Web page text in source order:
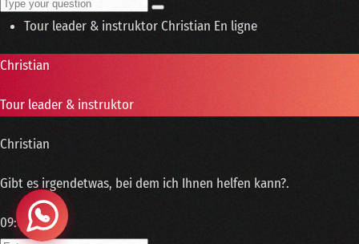
Tour leader & instruktorChristian En ligne
Christian
Tour leader & instruktor
Christian
Gibt es irgendetwas, bei dem ich Ihnen helfen kann?.
09:00